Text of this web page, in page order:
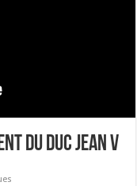
du DUC JEAN V